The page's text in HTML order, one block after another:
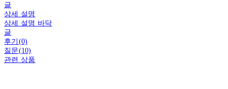
글
상세 설명
상세 설명 바닥
글
후기(0)
질문(10)
관련 상품